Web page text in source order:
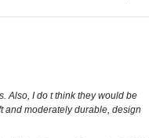
Also, I do t think they would be
and moderately durable, design